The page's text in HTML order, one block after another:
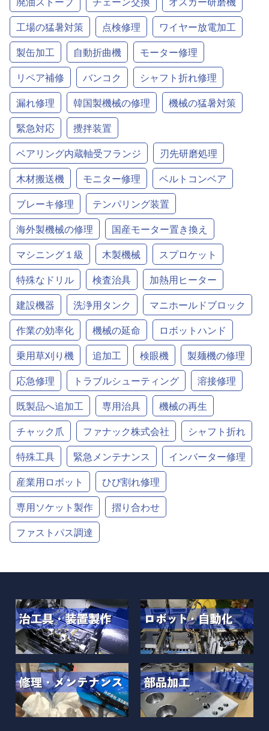
工場の猛暑対策
点検修理
ワイヤー放電加工
製缶加工
自動折曲機
モーター修理
リペア補修
バンコク
シャフト折れ修理
漏れ修理
韓国製機械の修理
機械の猛暑対策
緊急対応
攪拌装置
ベアリング内蔵軸受フランジ
刃先研磨処理
木材搬送機
モニター修理
ベルトコンベア
ブレーキ修理
テンパリング装置
海外製機械の修理
国産モーター置き換え
マシニング１級
木製機械
スプロケット
特殊なドリル
検査治具
加熱用ヒーター
建設機器
洗浄用タンク
マニホールドブロック
作業の効率化
機械の延命
ロボットハンド
乗用草刈り機
追加工 検眼機
製麺機の修理
応急修理
トラブルシューティング
溶接修理
既製品へ追加工
専用治具
機械の再生
チャック爪
ファナック株式会社
シャフト折れ
特殊工具
緊急メンテナンス
インバーター修理
産業用ロボット
ひび割れ修理
専用ソケット製作
摺り合わせ
ファストパス調達